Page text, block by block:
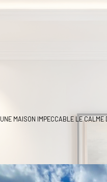
UNE MAISON IMPECCABLE LE